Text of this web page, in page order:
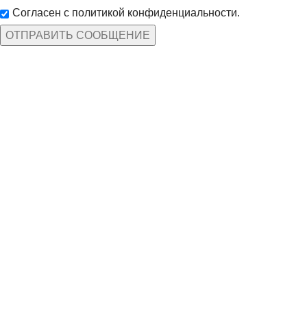
Согласен с политикой конфиденциальности.